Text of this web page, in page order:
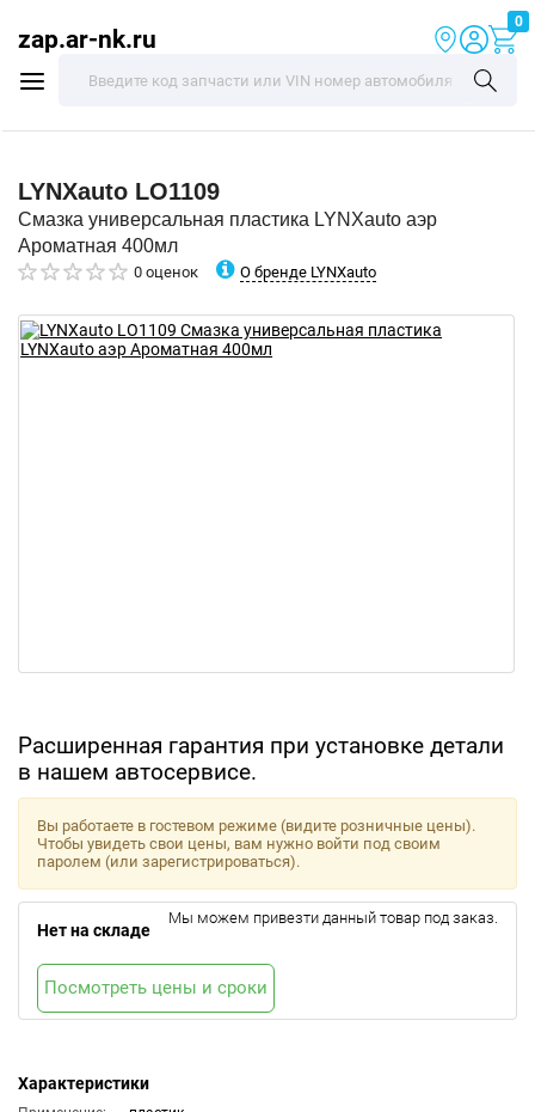
zap.ar-nk.ru
0
LYNXauto LO1109
Смазка универсальная пластика LYNXauto аэр
Ароматная 400мл
0 оценок О бренде LYNXauto
Расширенная гарантия при установке детали
в нашем автосервисе.
Характеристики
Вы работаете в гостевом режиме (видите розничные цены).
Чтобы увидеть свои цены, вам нужно войти под своим
паролем (или зарегистрироваться).
Нет на складе
Мы можем привезти данный товар под заказ.
Посмотреть цены и сроки